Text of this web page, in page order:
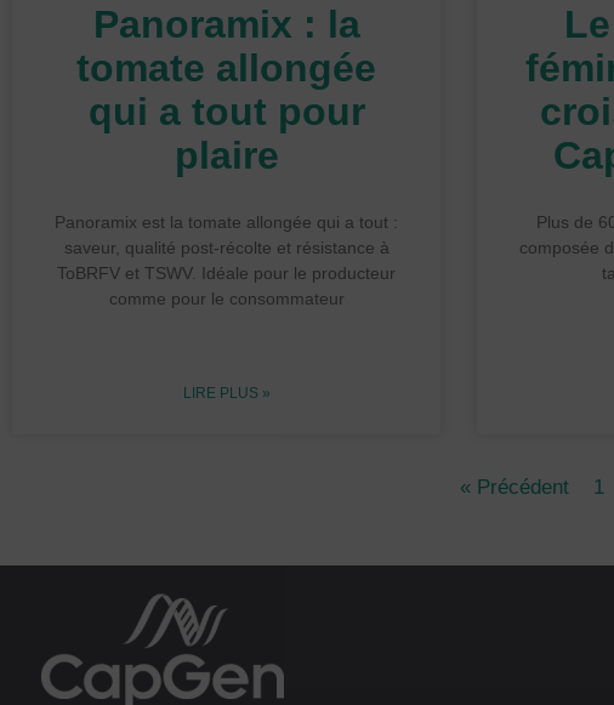
Panoramix : la
tomate allongée
qui a tout pour
plaire
Panoramix est la tomate allongée qui a tout :
saveur, qualité post-récolte et résistance à
ToBRFV et TSWV. Idéale pour le producteur
comme pour le consommateur
LIRE PLUS »
Plus de
composée
« Précédent 1